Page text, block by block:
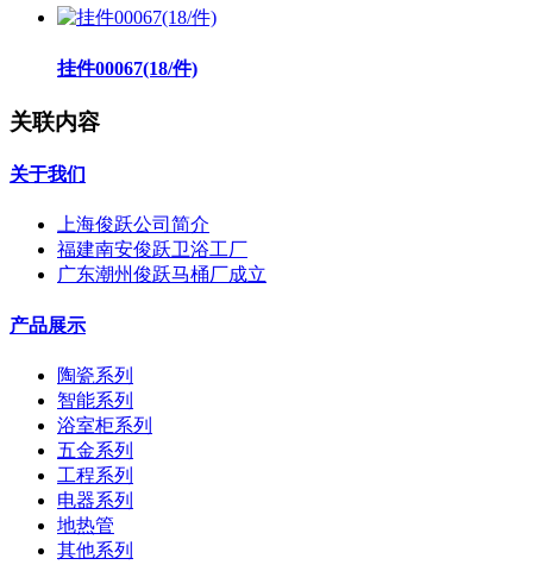
挂件00067(18/件)
关联内容
关于我们
上海俊跃公司简介
福建南安俊跃卫浴工厂
广东潮州俊跃马桶厂成立
产品展示
陶瓷系列
智能系列
浴室柜系列
五金系列
工程系列
电器系列
地热管
其他系列